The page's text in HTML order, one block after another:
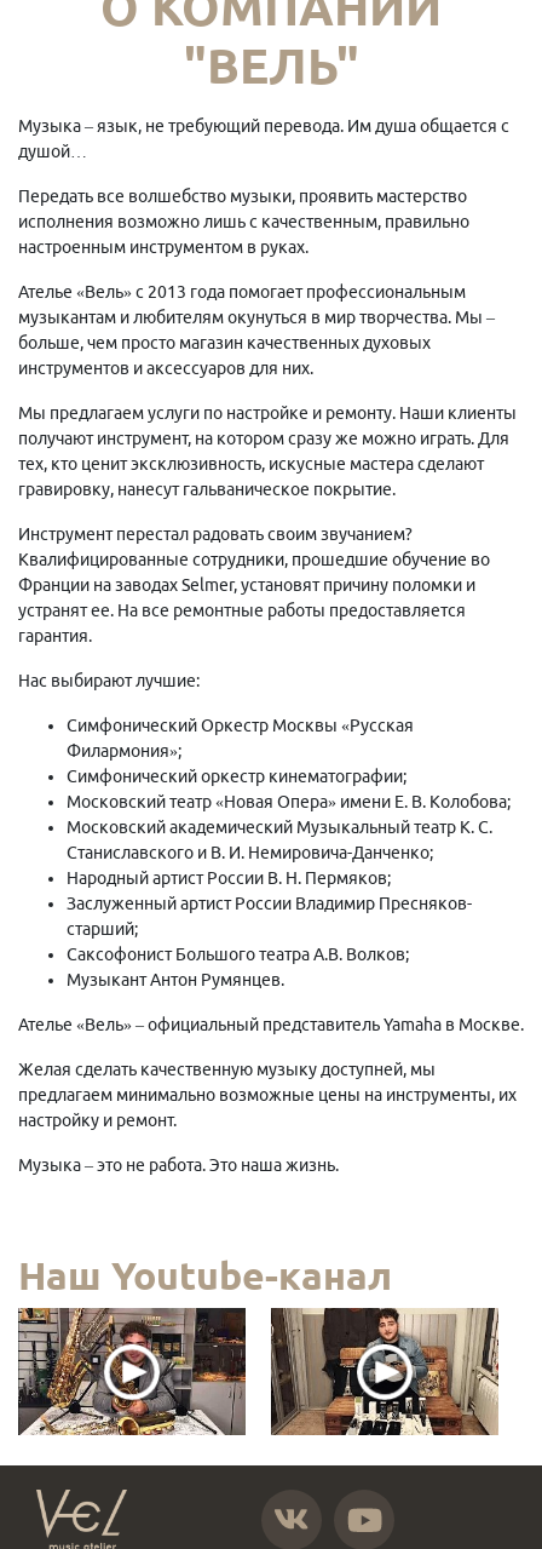
"ВЕЛЬ"
Музыка – язык, не требующий перевода. Им душа общается с
душой…
Передать все волшебство музыки, проявить мастерство
исполнения возможно лишь с качественным, правильно
настроенным инструментом в руках.
Ателье «Вель» с 2013 года помогает профессиональным
музыкантам и любителям окунуться в мир творчества. Мы –
больше, чем просто магазин качественных духовых
инструментов и аксессуаров для них.
Мы предлагаем услуги по настройке и ремонту. Наши клиенты
получают инструмент, на котором сразу же можно играть. Для
тех, кто ценит эксклюзивность, искусные мастера сделают
гравировку, нанесут гальваническое покрытие.
Инструмент перестал радовать своим звучанием?
Квалифицированные сотрудники, прошедшие обучение во
Франции на заводах Selmer, установят причину поломки и
устранят ее. На все ремонтные работы предоставляется
гарантия.
Нас выбирают лучшие:
Симфонический Оркестр Москвы «Русская
Филармония»;
Симфонический оркестр кинематографии;
Московский театр «Новая Опера» имени Е. В. Колобова;
Московский академический Музыкальный театр К. С.
Станиславского и В. И. Немировича-Данченко;
Народный артист России В. Н. Пермяков;
Заслуженный артист России Владимир Пресняков-
старший;
Саксофонист Большого театра А.В. Волков;
Музыкант Антон Румянцев.
Ателье «Вель» – официальный представитель Yamaha в Москве.
Желая сделать качественную музыку доступней, мы
предлагаем минимально возможные цены на инструменты, их
настройку и ремонт.
Музыка – это не работа. Это наша жизнь.
Наш Youtube-канал